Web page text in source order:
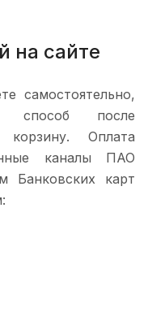
на сайте
самостоятельно,
способ после
Оплата
каналы ПАО
Банковских карт